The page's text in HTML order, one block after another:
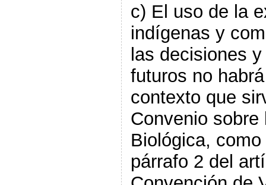
c) El uso de la
indígenas y
las decisiones
futuros no
contexto que
Convenio sobre
Biológica,
párrafo 2 del